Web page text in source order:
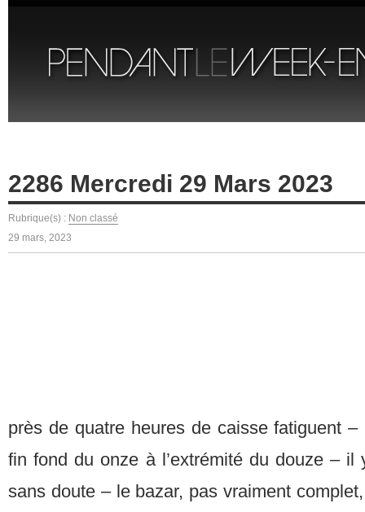
2286 Mercredi 29 Mars 2023
Rubrique(s) : Non classé
29 mars, 2023
près de quatre heures de caisse fatiguent
fin fond du onze à l’extrémité du douze – il
sans doute – le bazar, pas vraiment